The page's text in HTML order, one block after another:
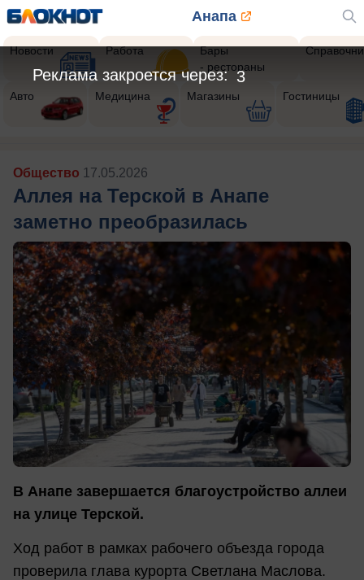
Анапа
Новости Работа
Бары
- рестораны
Авто Медицина Магазины Гостиницы
Общество 17.05.2026
Аллея на Терской в Анапе
заметно преобразилась
В Анапе завершается благоустройство аллеи
на улице Терской.
Ход работ в рамках рабочего объезда города
проверила глава курорта Светлана Маслова.
1
Реклама закроется через: